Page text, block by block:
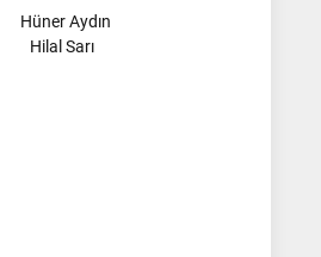
Hüner Aydın
Hilal Sarı